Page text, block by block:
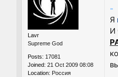
Lavr
Supreme God
Posts: 17081
Joined: 21 Oct 2009 08:08
Location: Россия
-
Я
И